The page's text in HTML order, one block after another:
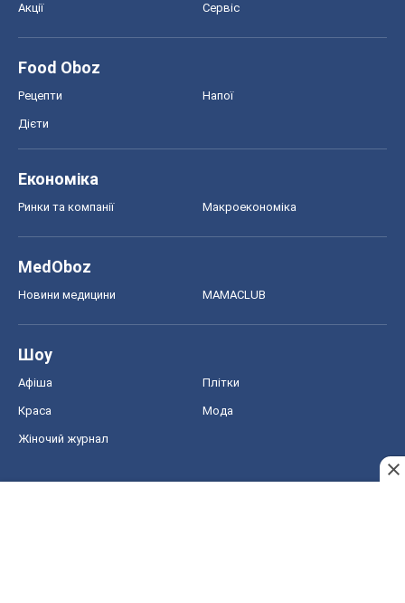
Акції Сервіс
Food Oboz
Рецепти Напої
Дієти
Економіка
Ринки та компанії Макроекономіка
MedOboz
Новини медицини MAMACLUB
Шоу
Афіша Плітки
Краса Мода
Жіночий журнал